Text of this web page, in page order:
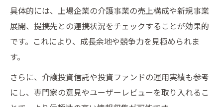
具体的には、上場企業の介護事業の売上構成や新規事業
展開、提携先との連携状況をチェックすることが効果的
です。これにより、成長余地や競争力を見極められま
す。
さらに、介護投資信託や投資ファンドの運用実績も参考
にし、専門家の意見やユーザーレビューを取り入れるこ